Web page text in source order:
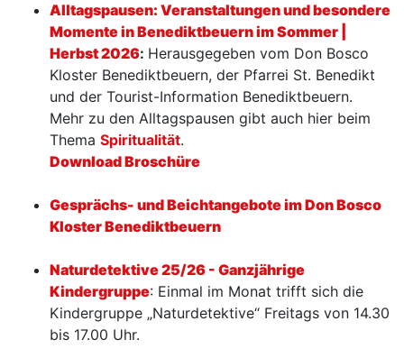
Alltagspausen: Veranstaltungen und besondere
Momente in Benediktbeuern im Sommer |
Herbst 2026: Herausgegeben vom Don Bosco
Kloster Benediktbeuern, der Pfarrei St. Benedikt
und der Tourist-Information Benediktbeuern.
Mehr zu den Alltagspausen gibt auch hier beim
Thema Spiritualität.
Download Broschüre
Gesprächs- und Beichtangebote im Don Bosco
Kloster Benediktbeuern
Naturdetektive 25/26 - Ganzjährige
Kindergruppe: Einmal im Monat trifft sich die
Kindergruppe „Naturdetektive“ Freitags von 14.30
bis 17.00 Uhr.